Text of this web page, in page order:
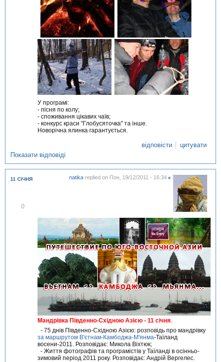
У програмі:
- пісня по колу;
- споживання цікавих чаїв;
- конкурс краси "Глобусяточка" та інше.
Новорічна ялинка гарантується.
відповісти
цитувати
Показати відповіді
11 СІЧНЯ natikareplied on Пон, 19/12/2011 - 16:34 #
0
Мандрівка Південно-Східною Азією - 11 січня.
- 75 днів Південно-Східною Азією: розповідь про мандрівку
за маршрутом В'єтнам-Камбоджа-М'янма-Таїланд
восени-2011. Розповідає: Микола Віхтюк;
- Життя фотографів та програмістів у Таїланді в осінньо-
зимовий період 2011 року. Розповідає: Андрій Вергелес.